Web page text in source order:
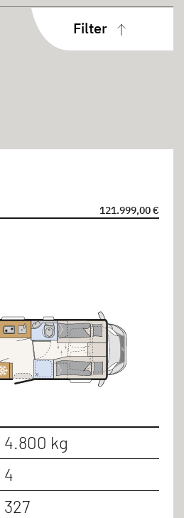
Filter
121.999,00 €
4.800 kg
4
327